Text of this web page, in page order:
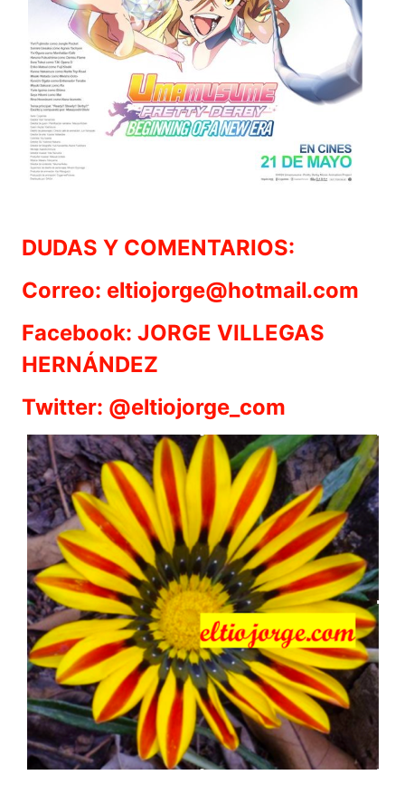
DUDAS Y COMENTARIOS:
Correo: eltiojorge@hotmail.com
Facebook: JORGE VILLEGAS
HERNÁNDEZ
Twitter: @eltiojorge_com